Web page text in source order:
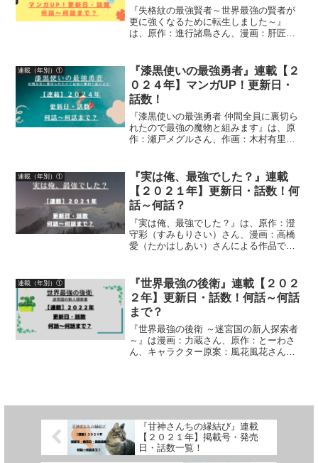
『失格紋の最強賢者～世界最強の賢者が
更に強くなるために転生しました～』
は、原作：進行諸島さん、漫画：肝匠＆
１年】マンガUP！更新日、話数につい
て、詳しく紹介しています
連載（年別）①
『漆黒使いの最強勇者』連載【２
０２４年】マンガUP！更新日・
話数！
『漆黒使いの最強勇者 仲間全員に裏切ら
れたので最強の魔物と組みます』は、原
作：瀬戸メグルさん、作画：木村有里さ
４年】マンガUP！更新日、話数につい
て、詳しく紹介していま...
連載（年別）①
『実は俺、最強でした？』連載
【２０２１年】更新日・話数！何
話～何話？
『実は俺、最強でした？』は、原作：澄
守彩（すみもりさい）さん、漫画：高橋
愛（たかはしあい）さんによる作品で
紹介しています
連載（年別）①
『世界最強の後衛』連載【２０２
２年】更新日・話数！何話～何話
まで？
『世界最強の後衛 ～迷宮国の新人探索者
～』は漫画：力蔵さん、原作：とーわさ
ん、キャラクター原案：風花風花さんに
『甘神さんちの縁結び』連載
【２０２１年】掲載号・発売
日・話数一覧！